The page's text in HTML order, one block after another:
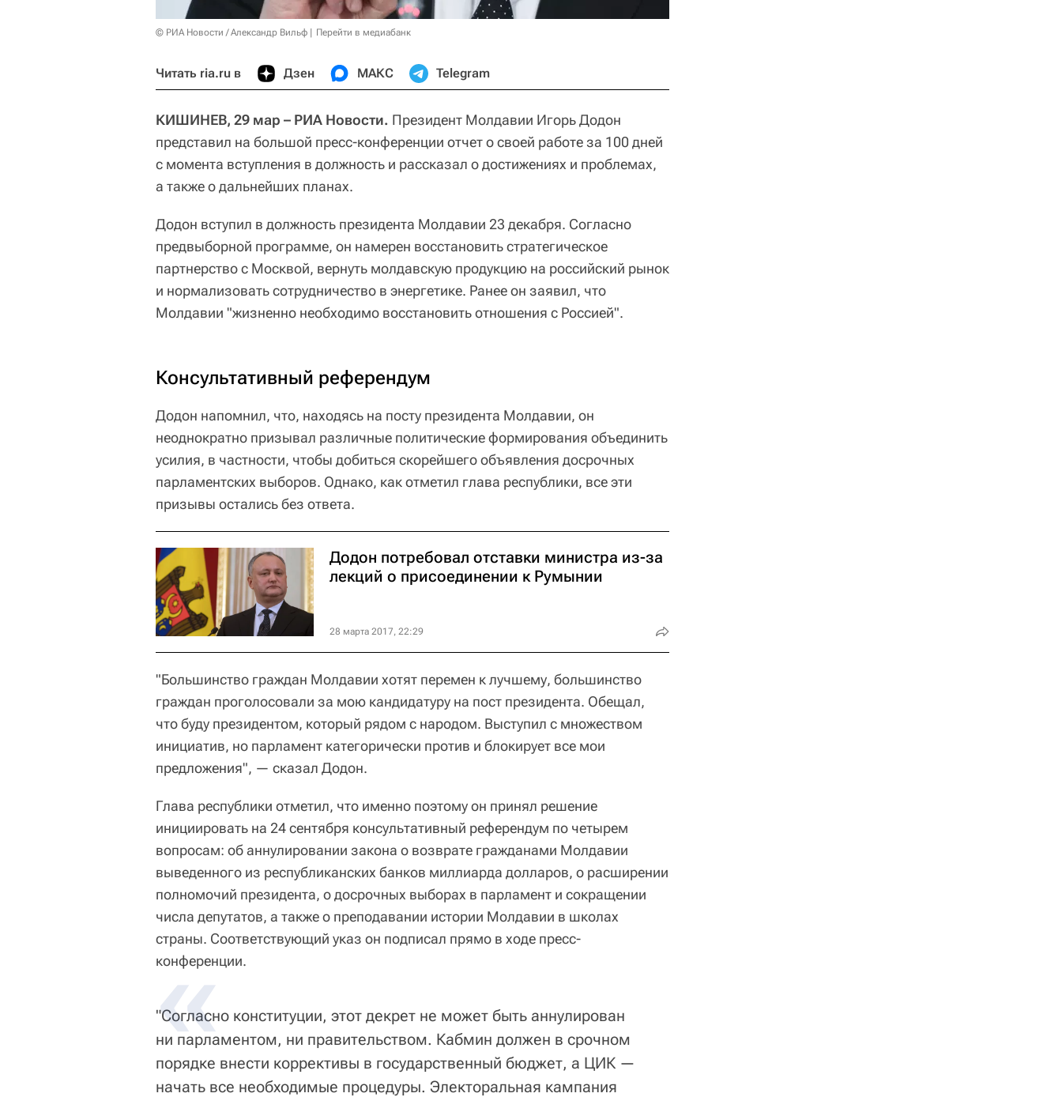
© РИА Новости / Александр Вильф Перейти в медиабанк
Читать ria.ru в Дзен МАКС Telegram
КИШИНЕВ, 29 мар – РИА Новости. Президент Молдавии Игорь Додон
представил на большой пресс-конференции отчет о своей работе за 100 дней
с момента вступления в должность и рассказал о достижениях и проблемах,
а также о дальнейших планах.
Додон вступил в должность президента Молдавии 23 декабря. Согласно
предвыборной программе, он намерен восстановить стратегическое
партнерство с Москвой, вернуть молдавскую продукцию на российский рынок
и нормализовать сотрудничество в энергетике. Ранее он заявил, что
Молдавии "жизненно необходимо восстановить отношения с Россией".
Консультативный референдум
Додон напомнил, что, находясь на посту президента Молдавии, он
неоднократно призывал различные политические формирования объединить
усилия, в частности, чтобы добиться скорейшего объявления досрочных
парламентских выборов. Однако, как отметил глава республики, все эти
призывы остались без ответа.
Додон потребовал отставки министра из-за
лекций о присоединении к Румынии
28 марта 2017, 22:29
"Большинство граждан Молдавии хотят перемен к лучшему, большинство
граждан проголосовали за мою кандидатуру на пост президента. Обещал,
что буду президентом, который рядом с народом. Выступил с множеством
инициатив, но парламент категорически против и блокирует все мои
предложения", — сказал Додон.
Глава республики отметил, что именно поэтому он принял решение
инициировать на 24 сентября консультативный референдум по четырем
вопросам: об аннулировании закона о возврате гражданами Молдавии
выведенного из республиканских банков миллиарда долларов, о расширении
полномочий президента, о досрочных выборах в парламент и сокращении
числа депутатов, а также о преподавании истории Молдавии в школах
страны. Соответствующий указ он подписал прямо в ходе пресс-
конференции.
"Согласно конституции, этот декрет не может быть аннулирован
ни парламентом, ни правительством. Кабмин должен в срочном
порядке внести коррективы в государственный бюджет, а ЦИК —
начать все необходимые процедуры. Электоральная кампания